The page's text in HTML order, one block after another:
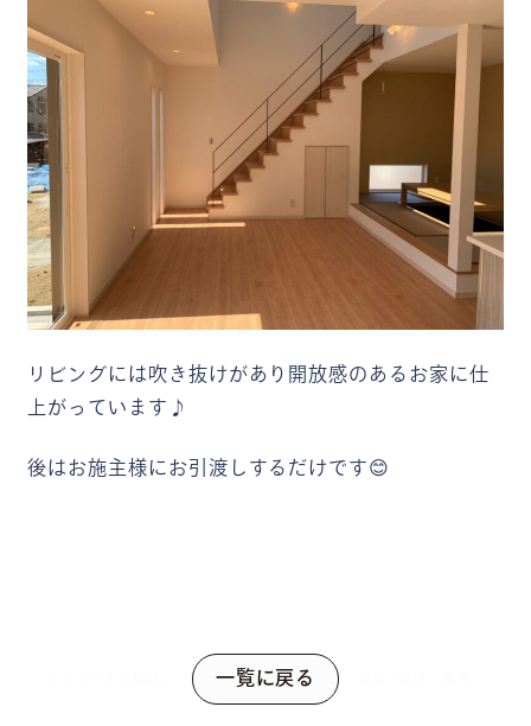
リビングには吹き抜けがあり開放感のあるお家に仕
上がっています♪
後はお施主様にお引渡しするだけです😊
一覧に戻る